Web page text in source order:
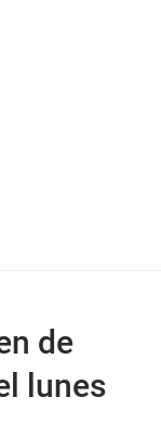
de
lunes